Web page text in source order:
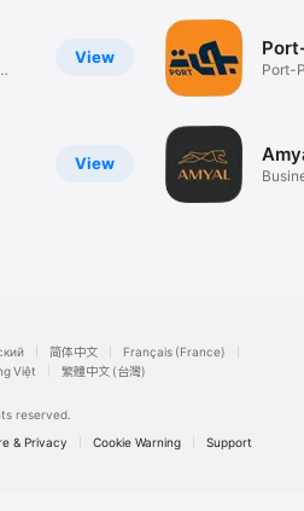
View
View
Port-
简体中文
Français (France)
Việt 繁體中文 (台灣)
reserved.
& Privacy Cookie Warning Support